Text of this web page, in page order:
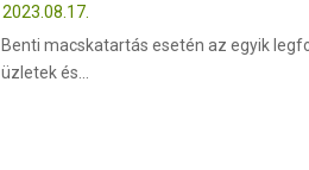
2023.08.17.
Benti macskatartás esetén az egyik
üzletek és...